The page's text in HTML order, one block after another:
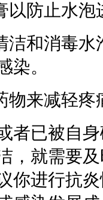
以防止水泡
洁和消毒水
染。
物来减轻疼
者已被自
，就需要
你进行抗